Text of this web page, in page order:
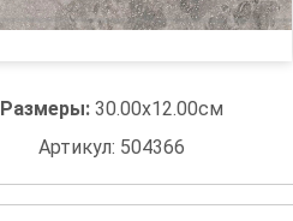
Размеры:30.00x12.00см
Артикул: 504366